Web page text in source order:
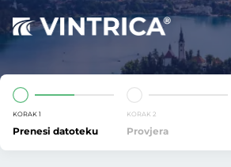
KORAK 1
Prenesi datoteku
KORAK 2
Provjera